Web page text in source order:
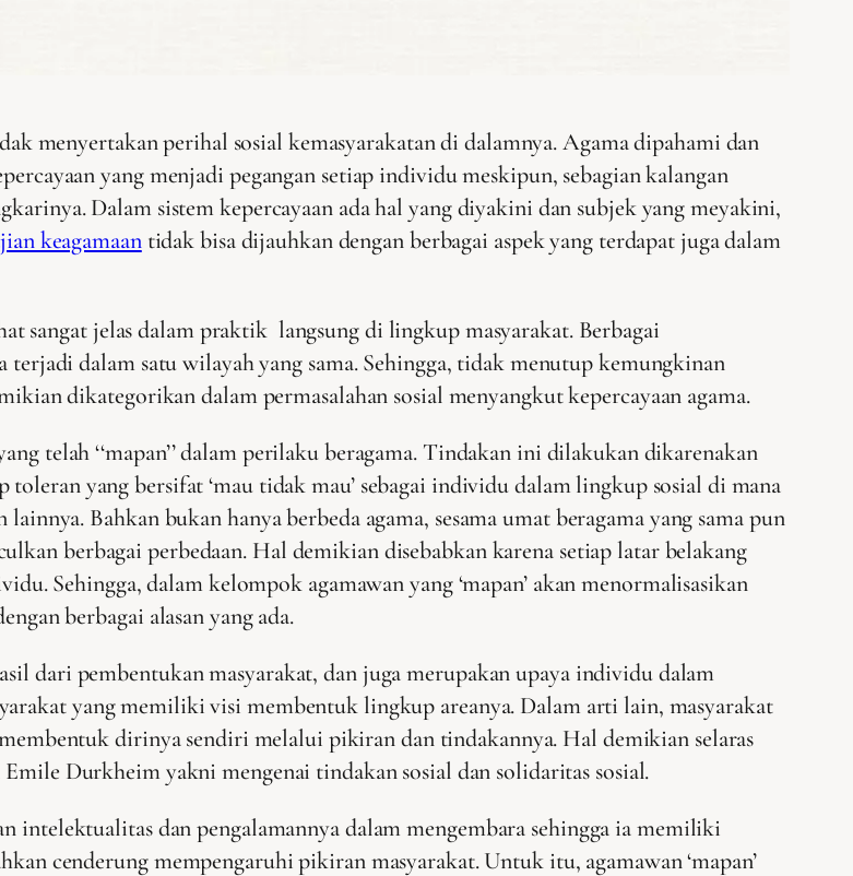
menyertakan perihal sosial kemasyarakatan di dalamnya. Agama dipahami dan
yang menjadi pegangan setiap individu meskipun, sebagian kalangan
Dalam sistem kepercayaan ada hal yang diyakini dan subjek yang meyakini,
keagamaantidak bisa dijauhkan dengan berbagai aspek yang terdapat juga dalam
sangat jelas dalam praktik langsung di lingkup masyarakat. Berbagai
terjadi dalam satu wilayah yang sama. Sehingga, tidak menutup kemungkinan
dikategorikan dalam permasalahan sosial menyangkut kepercayaan agama.
telah ‘‘mapan’’ dalam perilaku beragama. Tindakan ini dilakukan dikarenakan
yang bersifat ‘mau tidak mau’ sebagai individu dalam lingkup sosial di mana
Bahkan bukan hanya berbeda agama, sesama umat beragama yang sama pun
berbagai perbedaan. Hal demikian disebabkan karena setiap latar belakang
Sehingga, dalam kelompok agamawan yang ‘mapan’ akan menormalisasikan
berbagai alasan yang ada.
dari pembentukan masyarakat, dan juga merupakan upaya individu dalam
yang memiliki visi membentuk lingkup areanya. Dalam arti lain, masyarakat
dirinya sendiri melalui pikiran dan tindakannya. Hal demikian selaras
Durkheim yakni mengenai tindakan sosial dan solidaritas sosial.
intelektualitas dan pengalamannya dalam mengembara sehingga ia memiliki
cenderung mempengaruhi pikiran masyarakat. Untuk itu, agamawan ‘mapan’